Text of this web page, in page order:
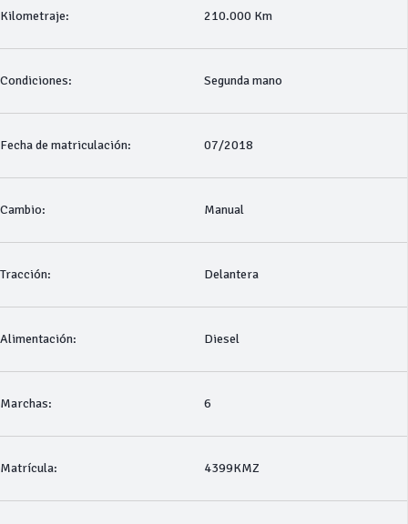
Kilometraje: 210.000 Km
Condiciones: Segunda mano
Fecha de matriculación: 07/2018
Cambio: Manual
Tracción: Delantera
Alimentación: Diesel
Marchas: 6
Matrícula: 4399KMZ